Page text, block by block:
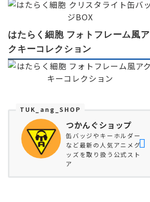
はたらく細胞 フォトフレーム風ア
クキーコレクション
TUK_ang_SHOP
つかんぐショップ
缶バッジやキーホルダー
など最新の人気アニメグ
ッズを取り扱う公式スト
ア